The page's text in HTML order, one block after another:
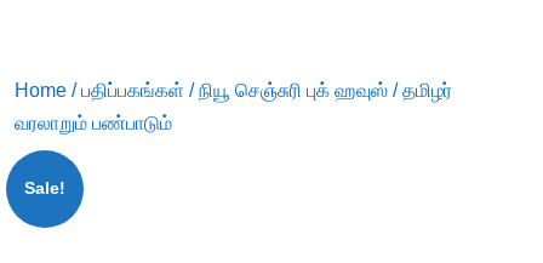
Home /பதிப்பகங்கள் /நியூ செஞ்சுரி புக் ஹவுஸ் / தமிழர்
வரலாறும் பண்பாடும்
Sale!